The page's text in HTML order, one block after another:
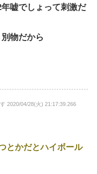
嘘でしょって刺激だ
物だから
2020/04/28(火) 21:17:39.266
とかだとハイボール